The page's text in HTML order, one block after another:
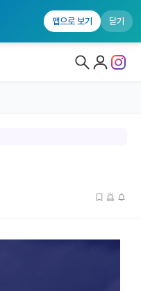
앱으로 보기 닫기